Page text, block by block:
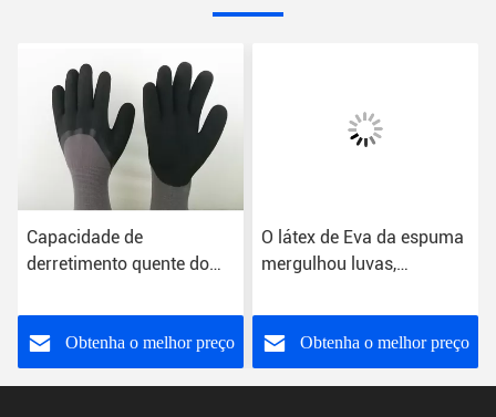
Capacidade de
derretimento quente do
das luvas revestidas
mornas do látex do
inverno grande
Obtenha o melhor preço
O látex de Eva da espuma
mergulhou luvas,
respirável das luvas de
borracha do látex
Obtenha o melhor preço